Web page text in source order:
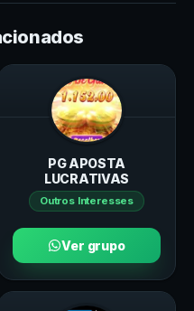
PG APOSTA
LUCRATIVAS
Outros Interesses
Ver grupo